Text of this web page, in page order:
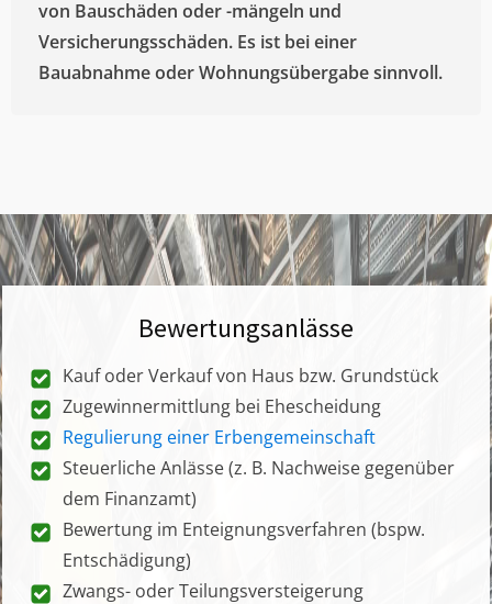
von Bauschäden oder -mängeln und
Versicherungsschäden. Es ist bei einer
Bauabnahme oder Wohnungsübergabe sinnvoll.
Bewertungsanlässe
Kauf oder Verkauf von Haus bzw. Grundstück
Zugewinnermittlung bei Ehescheidung
Regulierung einer Erbengemeinschaft
Steuerliche Anlässe (z. B. Nachweise gegenüber
dem Finanzamt)
Bewertung im Enteignungsverfahren (bspw.
Entschädigung)
Zwangs- oder Teilungsversteigerung